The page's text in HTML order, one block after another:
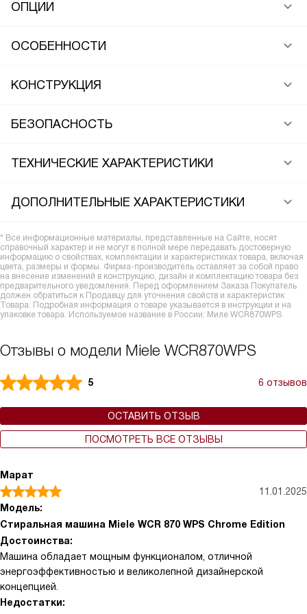
ОПЦИИ
ОСОБЕННОСТИ
КОНСТРУКЦИЯ
БЕЗОПАСНОСТЬ
ТЕХНИЧЕСКИЕ ХАРАКТЕРИСТИКИ
ДОПОЛНИТЕЛЬНЫЕ ХАРАКТЕРИСТИКИ
* Все информационные материалы, представленные на Сайте, носят
справочный характер и не могут в полной мере передавать достоверную
информацию о свойствах, комплектации и характеристиках товара, включая
цвета, размеры и формы. Фирма-производитель оставляет за собой право
на внесение изменений в конструкцию, дизайн и комплектацию товара без
предварительного уведомления. Перед оформлением Заказа Покупатель
должен обратиться к Продавцу для уточнения свойств и характеристик
Товара. Подробная информация о товаре указывается в инструкции и на
упаковке товара. Используемое название в России: Миле WCR870WPS
Отзывы о модели Miele WCR870WPS
5 6 отзывов
ОСТАВИТЬ ОТЗЫВ
ПОСМОТРЕТЬ ВСЕ ОТЗЫВЫ
Марат
11.01.2025
Модель:
Стиральная машина Miele WCR 870 WPS Chrome Edition
Достоинства:
Машина обладает мощным функционалом, отличной
энергоэффективностью и великолепной дизайнерской
концепцией.
Недостатки: